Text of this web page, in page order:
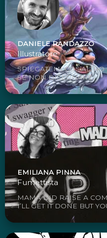
DANIELE RANDAZZO
Illustratore
SPIEGATEMI
SE NON DISEGNARE
EMILIANA PINNA
Fumettista
MAMA DID RAISE A
I’LL GET IT DONE BUT